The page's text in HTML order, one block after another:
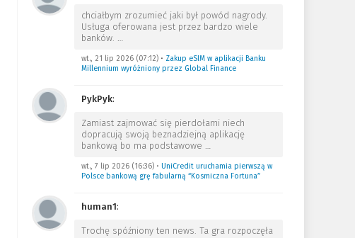
chciałbym zrozumieć jaki był powód nagrody.
Usługa oferowana jest przez bardzo wiele
banków. …
wt., 21 lip 2026 (07:12)• Zakup eSIM w aplikacji Banku
Millennium wyróżniony przez Global Finance
PykPyk:
Zamiast zajmować się pierdołami niech
dopracują swoją beznadziejną aplikację
bankową bo ma podstawowe …
wt., 7 lip 2026 (16:36)• UniCredit uruchamia pierwszą w
Polsce bankową grę fabularną “Kosmiczna Fortuna”
human1:
Trochę spóźniony ten news. Ta gra rozpoczęła